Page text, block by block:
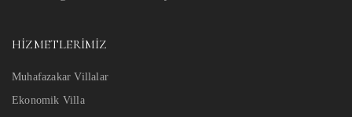
HIZMETLERIMIZ
Muhafazakar Villalar
Ekonomik Villa